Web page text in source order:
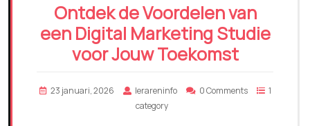
Ontdek de Voordelen van
een Digital Marketing Studie
voor Jouw Toekomst
23 januari, 2026 lerareninfo 0 Comments
1
category